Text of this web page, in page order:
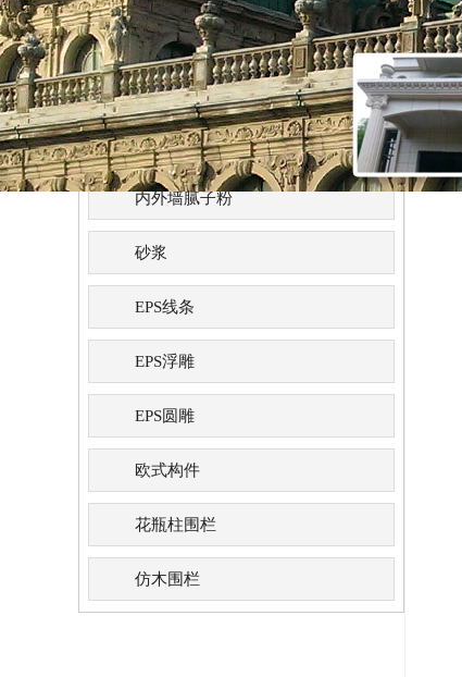
产品展示
内外墙腻子粉
砂浆
EPS线条
EPS浮雕
EPS圆雕
欧式构件
花瓶柱围栏
仿木围栏